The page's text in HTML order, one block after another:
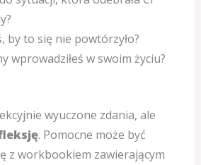
by to się nie powtórzyło?
wprowadziłeś w swoim życiu?
wyuczone zdania, ale
. Pomocne może być
z workbookiem zawierającym